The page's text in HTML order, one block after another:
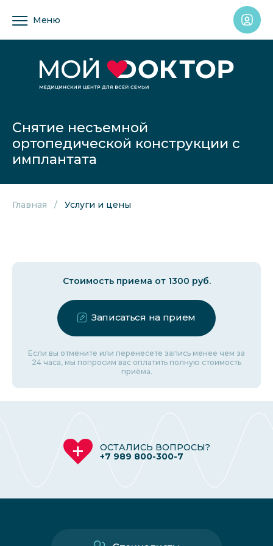
Меню
Снятие несъемной
ортопедической конструкции с
имплантата
Главная Услуги и цены
Стоимость приема от 1300 руб.
Записаться на прием
Если вы отмените или перенесете запись менее чем за
24 часа, мы попросим вас оплатить полную стоимость
приёма.
ОСТАЛИСЬ ВОПРОСЫ?
+7 989 800-300-7